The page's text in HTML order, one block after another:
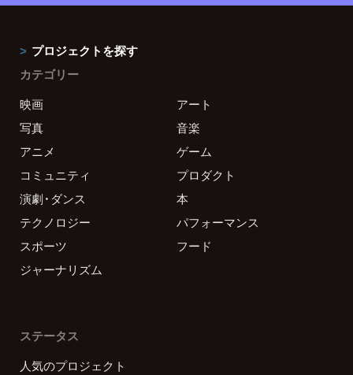
プロジェクトを探す
カテゴリー
映画
アート
写真
音楽
アニメ
ゲーム
コミュニティ
プロダクト
演劇・ダンス
本
テクノロジー
パフォーマンス
スポーツ
フード
ジャーナリズム
ステータス
人気のプロジェクト